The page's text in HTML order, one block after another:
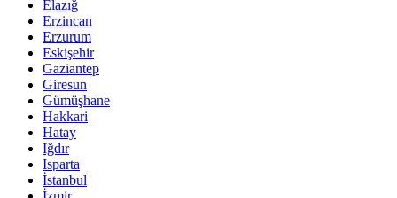
Elazığ
Erzincan
Erzurum
Eskişehir
Gaziantep
Giresun
Gümüşhane
Hakkari
Hatay
Iğdır
Isparta
İstanbul